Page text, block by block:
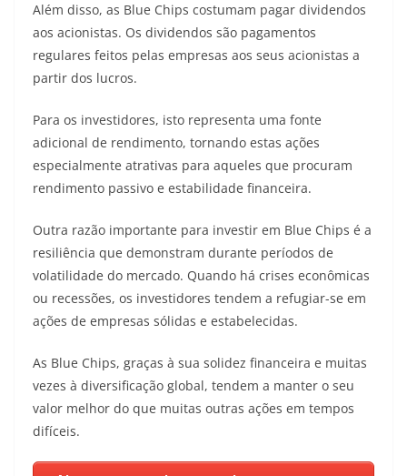
Além disso, as Blue Chips costumam pagar dividendos
aos acionistas. Os dividendos são pagamentos
regulares feitos pelas empresas aos seus acionistas a
partir dos lucros.
Para os investidores, isto representa uma fonte
adicional de rendimento, tornando estas ações
especialmente atrativas para aqueles que procuram
rendimento passivo e estabilidade financeira.
Outra razão importante para investir em Blue Chips é a
resiliência que demonstram durante períodos de
volatilidade do mercado. Quando há crises econômicas
ou recessões, os investidores tendem a refugiar-se em
ações de empresas sólidas e estabelecidas.
As Blue Chips, graças à sua solidez financeira e muitas
vezes à diversificação global, tendem a manter o seu
valor melhor do que muitas outras ações em tempos
difíceis.